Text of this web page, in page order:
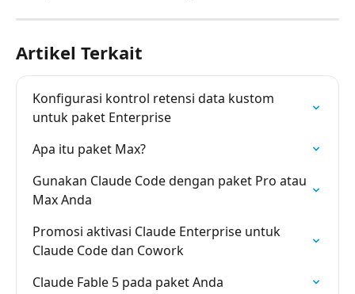
Artikel Terkait
Konfigurasi kontrol retensi data kustom
untuk paket Enterprise
Apa itu paket Max?
Gunakan Claude Code dengan paket Pro atau
Max Anda
Promosi aktivasi Claude Enterprise untuk
Claude Code dan Cowork
Claude Fable 5 pada paket Anda